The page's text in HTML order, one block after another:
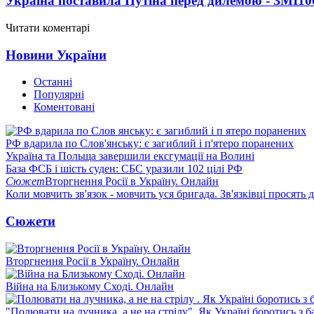
Читати коментарі
Новини України
Останні
Популярні
Коментовані
РФ вдарила по Слов'янську: є загиблий і п'ятеро поранених
Україна та Польща завершили ексгумації на Волині
База ФСБ і шість суден: СБС уразили 102 цілі РФ
СюжетВторгнення Росії в Україну. Онлайн
Коли мовчить зв'язок - мовчить уся бригада. Зв'язківці просять
Сюжети
Вторгнення Росії в Україну. Онлайн
Війна на Близькому Сході. Онлайн
"Полювати на лучника, а не на стрілу". Як Україні боротись з